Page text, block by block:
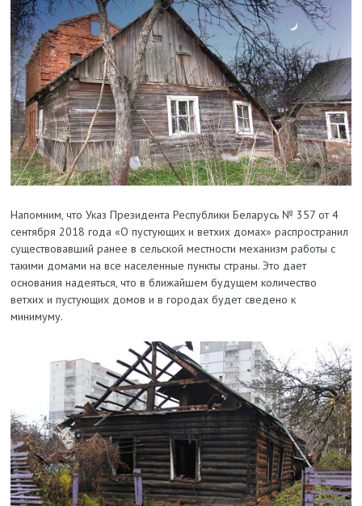
Напомним, что Указ Президента Республики Беларусь № 357 от 4
сентября 2018 года «О пустующих и ветхих домах» распространил
существовавший ранее в сельской местности механизм работы с
такими домами на все населенные пункты страны. Это дает
основания надеяться, что в ближайшем будущем количество
ветхих и пустующих домов и в городах будет сведено к
минимуму.